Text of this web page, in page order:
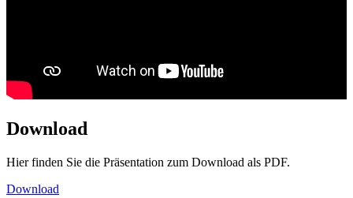
Download
Hier finden Sie die Präsentation zum Download als PDF.
Download